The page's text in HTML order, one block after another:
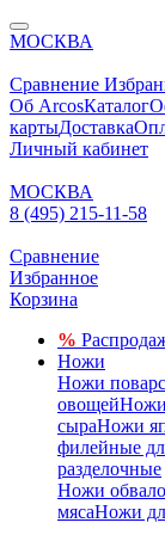
МОСКВА
Сравнение
Об ArcosКаталог
картыДоставка
Личный кабинет
МОСКВА
8 (495) 215-11-58
Сравнение
Избранное
Корзина
%
Ножи
Ножи
овощейНожи
сыраНожи
филейные
разделочные
Ножи
мясаНожи